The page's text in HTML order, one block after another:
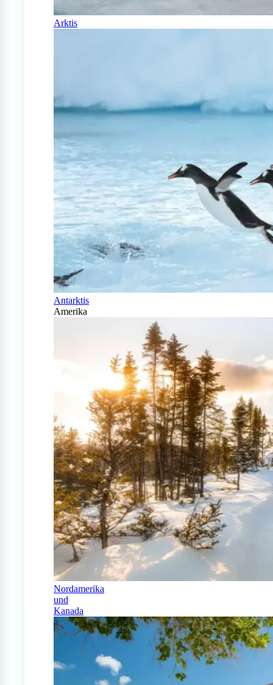
Arktis
Antarktis
Amerika
Nordamerika
und
Kanada